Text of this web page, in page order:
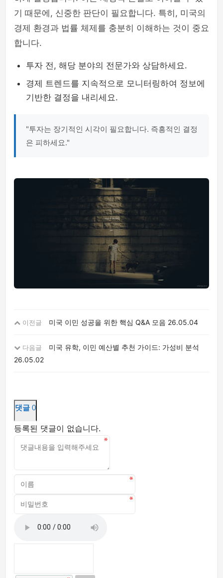
기 때문에, 신중한 판단이 필요합니다. 특히, 미국의
경제 환경과 법률 체제를 충분히 이해하는 것이 중요
합니다.
투자 전, 해당 분야의 전문가와 상담하세요.
경제 트렌드를 지속적으로 모니터링하여 정보에
기반한 결정을 내리세요.
"투자는 장기적인 시각이 필요합니다. 즉흥적인 결정
은 피하세요."
이전글 미국 이민 성공을 위한 핵심 Q&A 모음 26.05.04
다음글
미국 유학, 이민 예산별 추천 가이드: 가성비 분석
26.05.02
댓글 0
등록된 댓글이 없습니다.